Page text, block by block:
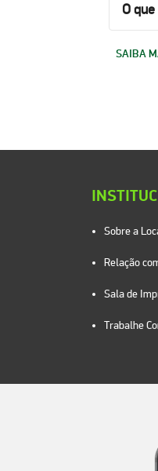
O
SAIBA
Sobre a
Relação
Sala de
Trabalhe